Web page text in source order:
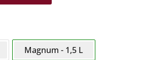
Magnum - 1,5 L